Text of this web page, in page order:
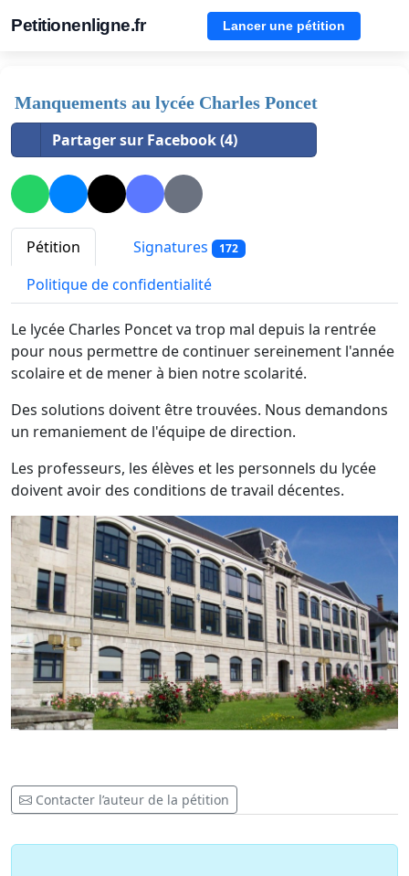
Petitionenligne.fr Lancer une pétition
Manquements au lycée Charles Poncet
Partager sur Facebook (4)
Pétition Signatures 172
Politique de confidentialité
Le lycée Charles Poncet va trop mal depuis la rentrée
pour nous permettre de continuer sereinement l'année
scolaire et de mener à bien notre scolarité.
Des solutions doivent être trouvées. Nous demandons
un remaniement de l'équipe de direction.
Les professeurs, les élèves et les personnels du lycée
doivent avoir des conditions de travail décentes.
Contacter l’auteur de la pétition